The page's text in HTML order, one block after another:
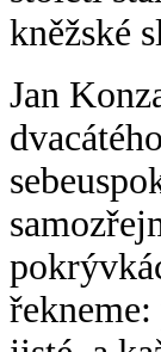
kněžské
Jan